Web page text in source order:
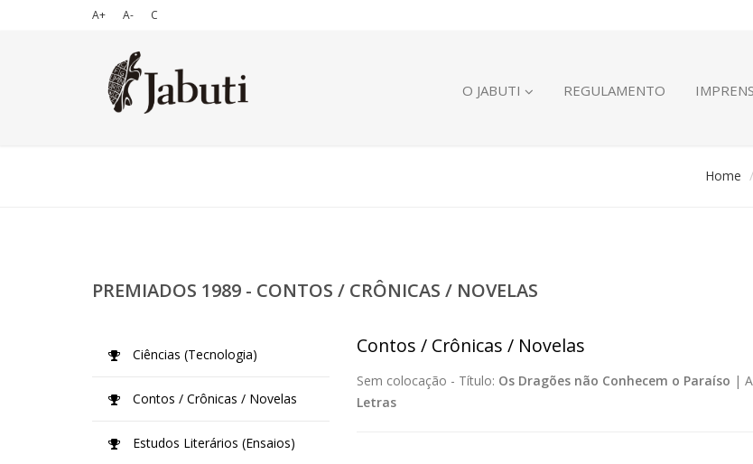
A+ A- C
O JABUTI REGULAMENTO
Home
PREMIADOS 1989 - CONTOS / CRÔNICAS / NOVELAS
Contos / Crônicas / Novelas
Sem colocação - Título: Os Dragões não Conhecem o Paraíso |
Letras
Ciências (Tecnologia)
Contos / Crônicas / Novelas
Estudos Literários (Ensaios)